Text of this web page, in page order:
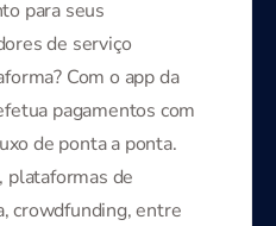
para seus
de serviço
Com o app da
pagamentos com
de ponta a ponta.
plataformas de
crowdfunding, entre